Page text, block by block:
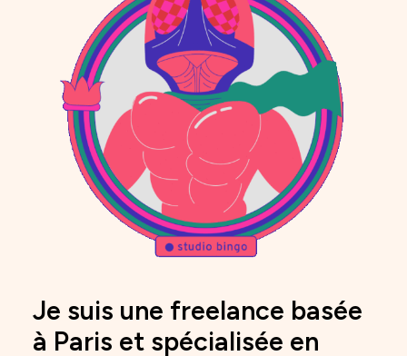
Je suis une freelance basée
à Paris et spécialisée en